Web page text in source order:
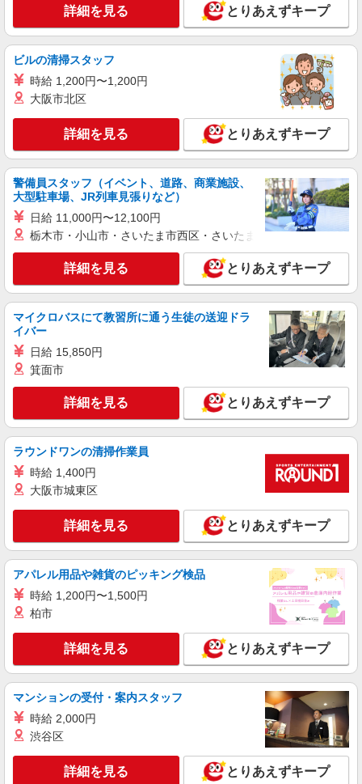
株式会社kotrio /●SI-H-2075106
岩槻駅のシニアマンション▼フロアの巡回や安
否確認など
時給1600円〜2250円 ＜日払い有/週払い有/交
キープ 詳細を見る
株式会社kotrio /●SI-H-2018161
≪東岩槻駅≫夜勤なし！未経験・ブランクOK
のデイスタッフ
時給1600円〜2250円 ＜日払い有/週払い有/交
通費全支給(ガソリン代含む)＞
さいたま市岩槻区
キープ 詳細を見る
株式会社トラストグロース 新宿本社 第3営業部
1夜勤：26600円〜31350円 ※資格や経験など
による
キープ 詳細を見る
株式会社kotrio /●SI-H-2101750
東岩槻駅近く＊即日勤務･お試し勤務OK◎シニ
時給1600円〜2250円 ＜日払い有/週払い有/交
通費全支給(ガソリン代含む)＞
キープ 詳細を見る
派遣社員
（株）ウィルオブ・ワークCW 大宮支店/ms110101
時給1650円 ◆前払い・日払い・週払いOK
埼玉県さいたま市岩槻区
詳細を見る とりあえずキープ
ビルの清掃スタッフ
時給 1,200円〜1,200円
大阪市北区
詳細を見る とりあえずキープ
警備員スタッフ（イベント、道路、商業施設、
大型駐車場、JR列車見張りなど）
日給 11,000円〜12,100円
栃木市・小山市・さいたま市西区・さいたま市岩槻区・久喜市・
詳細を見る とりあえずキープ
マイクロバスにて教習所に通う生徒の送迎ドラ
イバー
日給 15,850円
箕面市
詳細を見る とりあえずキープ
ラウンドワンの清掃作業員
時給 1,400円
大阪市城東区
詳細を見る とりあえずキープ
アパレル用品や雑貨のピッキング検品
時給 1,200円〜1,500円
柏市
詳細を見る とりあえずキープ
マンションの受付・案内スタッフ
時給 2,000円
渋谷区
詳細を見る とりあえずキープ